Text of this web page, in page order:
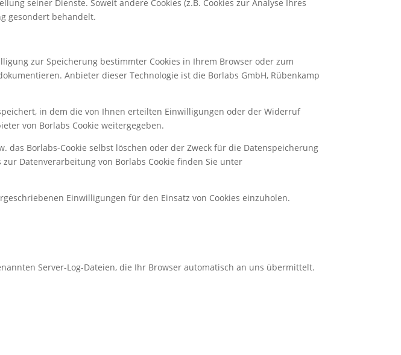
seiner Dienste. Soweit andere Cookies (z.B. Cookies zur Analyse Ihres
gesondert behandelt.
zur Speicherung bestimmter Cookies in Ihrem Browser oder zum
Anbieter dieser Technologie ist die Borlabs GmbH, Rübenkamp
in dem die von Ihnen erteilten Einwilligungen oder der Widerruf
von Borlabs Cookie weitergegeben.
Borlabs-Cookie selbst löschen oder der Zweck für die Datenspeicherung
Datenverarbeitung von Borlabs Cookie finden Sie unter
Einwilligungen für den Einsatz von Cookies einzuholen.
Server-Log-Dateien, die Ihr Browser automatisch an uns übermittelt.